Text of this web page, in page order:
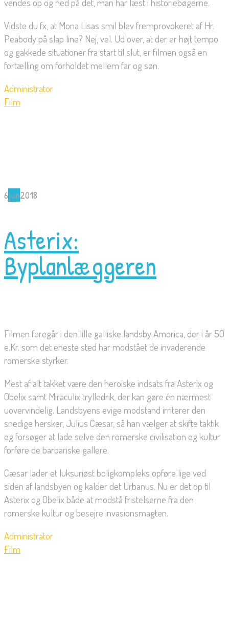
Vidste du fx, at Mona Lisas smil blev fremprovokeret af Hr.
Peabody på slap line? Nej, vel. Ud over, at der er højt tempo
og gakkede situationer fra start til slut, er filmen også en
fortælling om forholdet mellem far og søn.
Administrator
Film
6jun2018
Asterix:
Byplanlæggeren
Filmen foregår i den lille galliske landsby Amorica, der i år 50
e.Kr. som det eneste sted har modstået de invaderende
romerske styrker.
Mest af alt takket være den heroiske indsats fra Asterix og
Obelix samt Miraculix trylledrik, der kan gøre én nærmest
uovervindelig. Landsbyens evige modstand irriterer den
snedige hersker, Julius Cæsar, så han vælger at skifte taktik
og forsøger at lade selve den romerske civilisation og kultur
forføre de barbariske gallere.
Cæsar lader et luksuriøst boligkompleks opføre lige ved
siden af landsbyen og kalder det Urbanus. Nu er det op til
Asterix og Obelix både at modstå fristelserne fra den
romerske kultur og besejre invasionsmagten.
Administrator
Film